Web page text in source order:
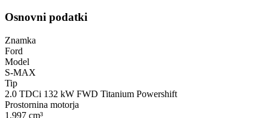
Osnovni podatki
Znamka
Ford
Model
S-MAX
Tip
2.0 TDCi 132 kW FWD Titanium Powershift
Prostornina motorja
1.997 cm³